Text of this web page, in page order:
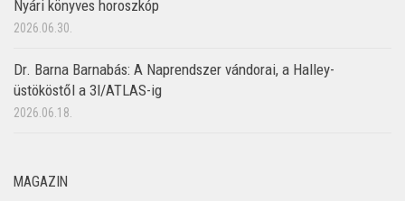
Nyári könyves horoszkóp
2026.06.30.
Dr. Barna Barnabás: A Naprendszer vándorai, a Halley-
üstököstől a 3I/ATLAS-ig
2026.06.18.
MAGAZIN